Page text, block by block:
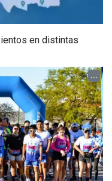
en distintas
...